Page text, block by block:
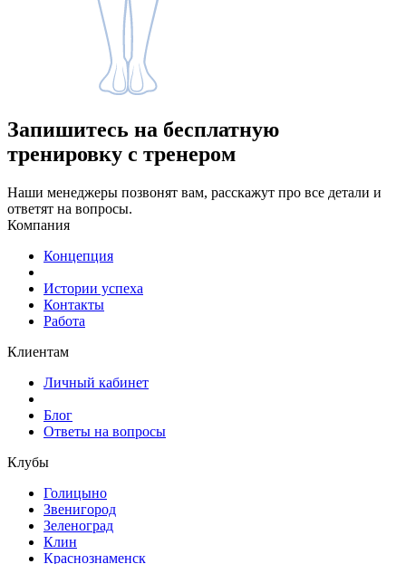
Запишитесь на бесплатную
тренировку с тренером
Наши менеджеры позвонят вам, расскажут про все детали и
ответят на вопросы.
Компания
Концепция
Истории успеха
Контакты
Работа
Клиентам
Личный кабинет
Блог
Ответы на вопросы
Клубы
Голицыно
Звенигород
Зеленоград
Клин
Краснознаменск